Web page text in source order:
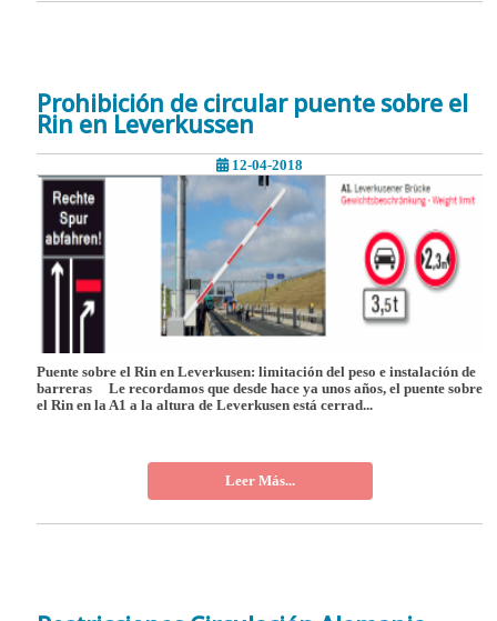
Prohibición de circular puente sobre el
Rin en Leverkussen
12-04-2018
Puente sobre el Rin en Leverkusen: limitación del peso e instalación de
barreras Le recordamos que desde hace ya unos años, el puente sobre
el Rin en la A1 a la altura de Leverkusen está cerrad...
Leer Más...